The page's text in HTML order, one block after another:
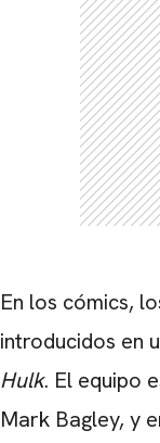
En los cómics,
introducidos en
Hulk. El equipo
Mark Bagley, y